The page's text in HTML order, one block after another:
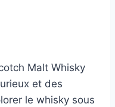
Malt Whisky
et des
le whisky sous